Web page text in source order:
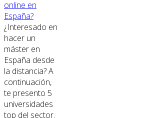
online en
España?
¿Interesado en
hacer un
máster en
España desde
la distancia? A
continuación,
te presento 5
universidades
top del sector.